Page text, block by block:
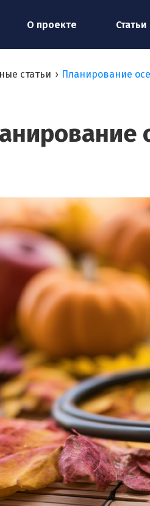
О проекте Статьи
статьи › Планирование